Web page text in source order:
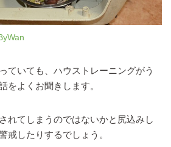
ていても、ハウストレーニングがう
をよくお聞きします。
れてしまうのではないかと尻込みし
戒したりするでしょう。